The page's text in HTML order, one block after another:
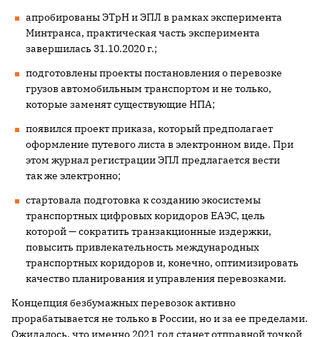
апробированы ЭТрН и ЭПЛ в рамках эксперимента
Минтранса, практическая часть эксперимента
завершилась 31.10.2020 г.;
подготовлены проекты постановления о перевозке
грузов автомобильным транспортом и не только,
которые заменят существующие НПА;
появился проект приказа, который предполагает
оформление путевого листа в электронном виде. При
этом журнал регистрации ЭПЛ предлагается вести
так же электронно;
стартовала подготовка к созданию экосистемы
транспортных цифровых коридоров ЕАЭС, цель
которой — сократить транзакционные издержки,
повысить привлекательность международных
транспортных коридоров и, конечно, оптимизировать
качество планирования и управления перевозками.
Концепция безбумажных перевозок активно
прорабатывается не только в России, но и за ее пределами.
Ожидалось, что именно 2021 год станет отправной точкой